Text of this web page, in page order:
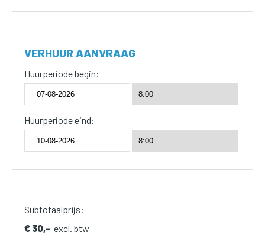
VERHUUR AANVRAAG
Huurperiode begin:
Huurperiode eind:
Subtotaalprijs:
€ 30,- excl. btw